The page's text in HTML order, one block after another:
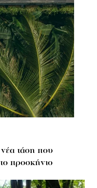
νέα τάση που
προσκήνιο